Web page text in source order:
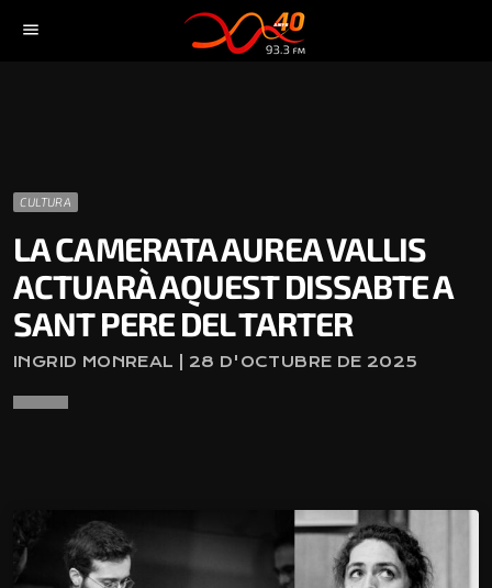
menu
CULTURA
LA CAMERATA AUREA VALLIS
ACTUARÀ AQUEST DISSABTE A
SANT PERE DEL TARTER
INGRID MONREAL | 28 D'OCTUBRE DE 2025